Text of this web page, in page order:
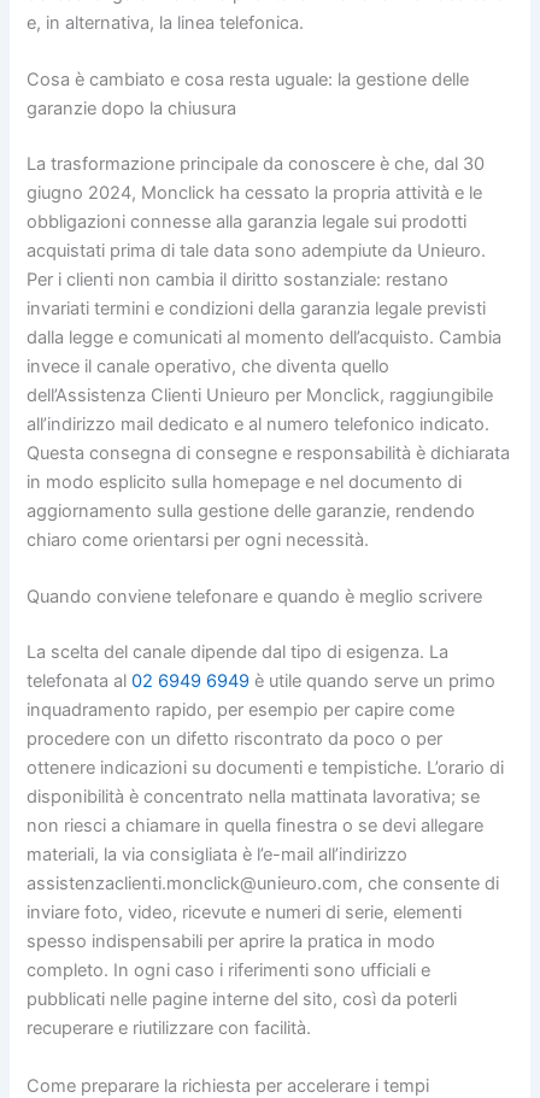
e, in alternativa, la linea telefonica.
Cosa è cambiato e cosa resta uguale: la gestione delle
garanzie dopo la chiusura
La trasformazione principale da conoscere è che, dal 30
giugno 2024, Monclick ha cessato la propria attività e le
obbligazioni connesse alla garanzia legale sui prodotti
acquistati prima di tale data sono adempiute da Unieuro.
Per i clienti non cambia il diritto sostanziale: restano
invariati termini e condizioni della garanzia legale previsti
dalla legge e comunicati al momento dell’acquisto. Cambia
invece il canale operativo, che diventa quello
dell’Assistenza Clienti Unieuro per Monclick, raggiungibile
all’indirizzo mail dedicato e al numero telefonico indicato.
Questa consegna di consegne e responsabilità è dichiarata
in modo esplicito sulla homepage e nel documento di
aggiornamento sulla gestione delle garanzie, rendendo
chiaro come orientarsi per ogni necessità.
Quando conviene telefonare e quando è meglio scrivere
La scelta del canale dipende dal tipo di esigenza. La
telefonata al02 6949 6949 è utile quando serve un primo
inquadramento rapido, per esempio per capire come
procedere con un difetto riscontrato da poco o per
ottenere indicazioni su documenti e tempistiche. L’orario di
disponibilità è concentrato nella mattinata lavorativa; se
non riesci a chiamare in quella finestra o se devi allegare
materiali, la via consigliata è l’e-mail all’indirizzo
assistenzaclienti.monclick@unieuro.com, che consente di
inviare foto, video, ricevute e numeri di serie, elementi
spesso indispensabili per aprire la pratica in modo
completo. In ogni caso i riferimenti sono ufficiali e
pubblicati nelle pagine interne del sito, così da poterli
recuperare e riutilizzare con facilità.
Come preparare la richiesta per accelerare i tempi